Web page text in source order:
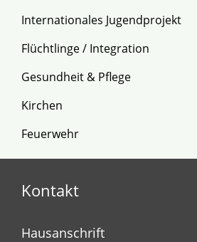
Internationales Jugendprojekt
Flüchtlinge / Integration
Gesundheit & Pflege
Kirchen
Feuerwehr
Kontakt
Hausanschrift